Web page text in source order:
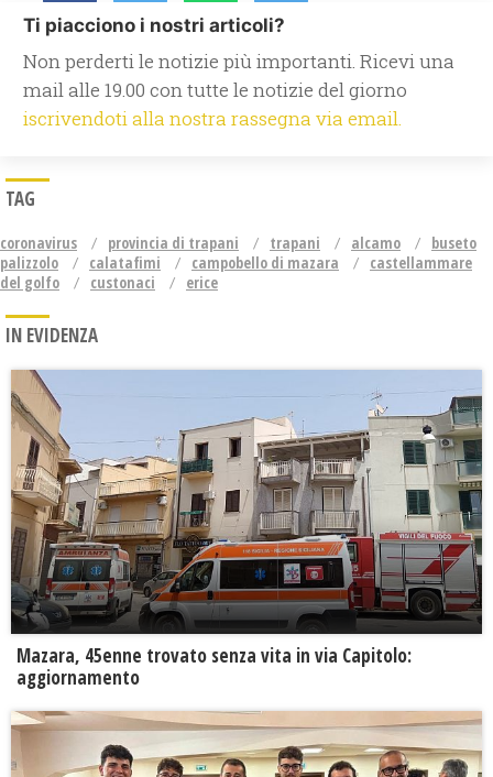
Ti piacciono i nostri articoli?
Non perderti le notizie più importanti. Ricevi una
mail alle 19.00 con tutte le notizie del giorno
iscrivendoti alla nostra rassegna via email.
TAG
coronavirus provincia di trapani trapani alcamo
buseto
palizzolo
calatafimi campobello di mazara
castellammare
del golfo
custonaci erice
IN EVIDENZA
Mazara, 45enne trovato senza vita in via Capitolo:
aggiornamento